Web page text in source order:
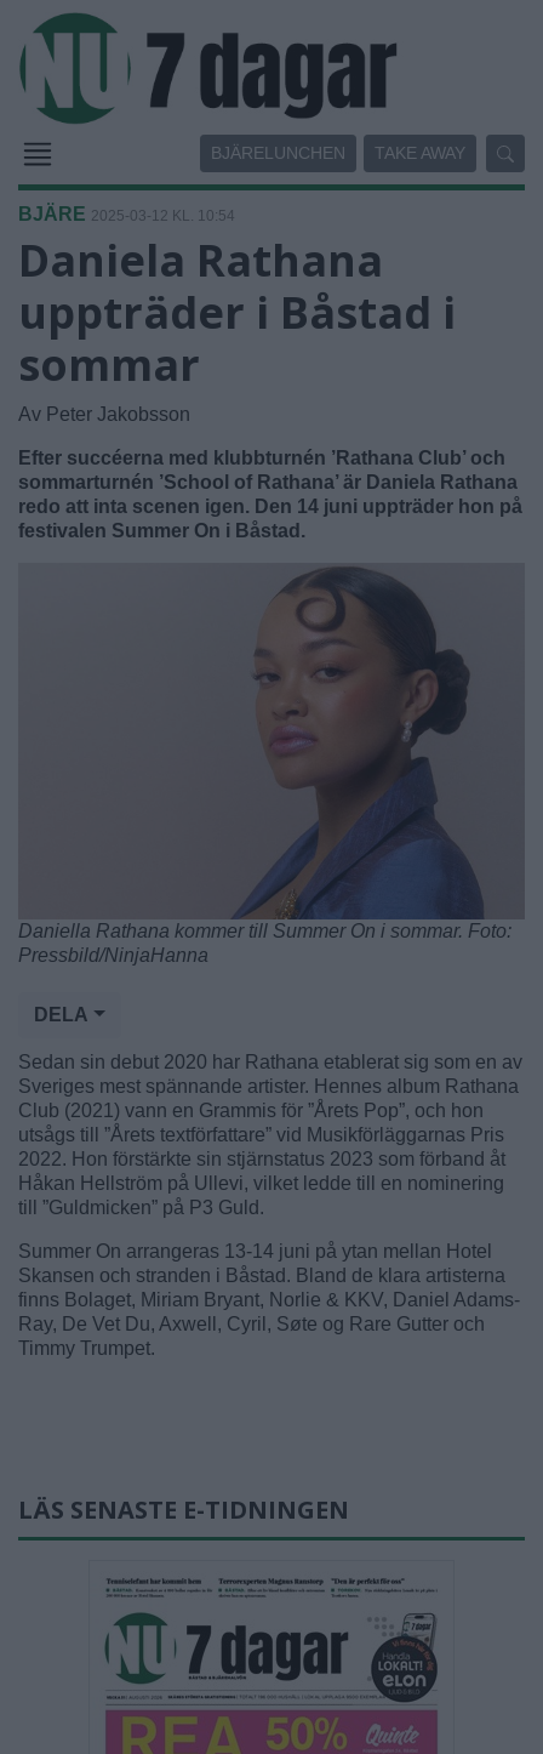
BJÄRELUNCHEN TAKE AWAY
BJÄRE 2025-03-12 KL. 10:54
Daniela Rathana
uppträder i Båstad i
sommar
Av Peter Jakobsson
Efter succéerna med klubbturnén ’Rathana Club’ och
sommarturnén ’School of Rathana’ är Daniela Rathana
redo att inta scenen igen. Den 14 juni uppträder hon på
festivalen Summer On i Båstad.
Daniella Rathana kommer till Summer On i sommar. Foto:
Pressbild/NinjaHanna
DELA
Sedan sin debut 2020 har Rathana etablerat sig som en av
Sveriges mest spännande artister. Hennes album Rathana
Club (2021) vann en Grammis för ”Årets Pop”, och hon
utsågs till ”Årets textförfattare” vid Musikförläggarnas Pris
2022. Hon förstärkte sin stjärnstatus 2023 som förband åt
Håkan Hellström på Ullevi, vilket ledde till en nominering
till ”Guldmicken” på P3 Guld.
Summer On arrangeras 13-14 juni på ytan mellan Hotel
Skansen och stranden i Båstad. Bland de klara artisterna
finns Bolaget, Miriam Bryant, Norlie & KKV, Daniel Adams-
Ray, De Vet Du, Axwell, Cyril, Søte og Rare Gutter och
Timmy Trumpet.
LÄS SENASTE E-TIDNINGEN